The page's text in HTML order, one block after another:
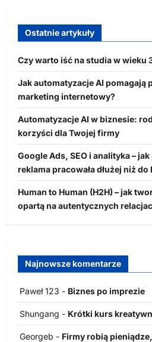
Ostatnie artykuły
Czy warto iść na studia w wieku
Jak automatyzacje AI pomagają
marketing internetowy?
Automatyzacje AI w biznesie:
korzyści dla Twojej firmy
Google Ads, SEO i analityka – jak
reklama pracowała dłużej niż
Human to Human (H2H) – jak
opartą na autentycznych
Najnowsze komentarze
Paweł 123 - Biznes po imprezie
Shungang - Krótki kurs
Georgeb - Firmy robią